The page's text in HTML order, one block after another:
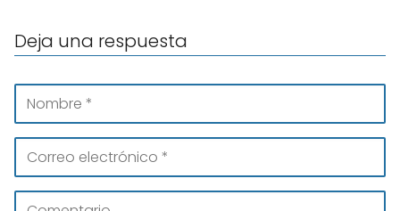
Deja una respuesta